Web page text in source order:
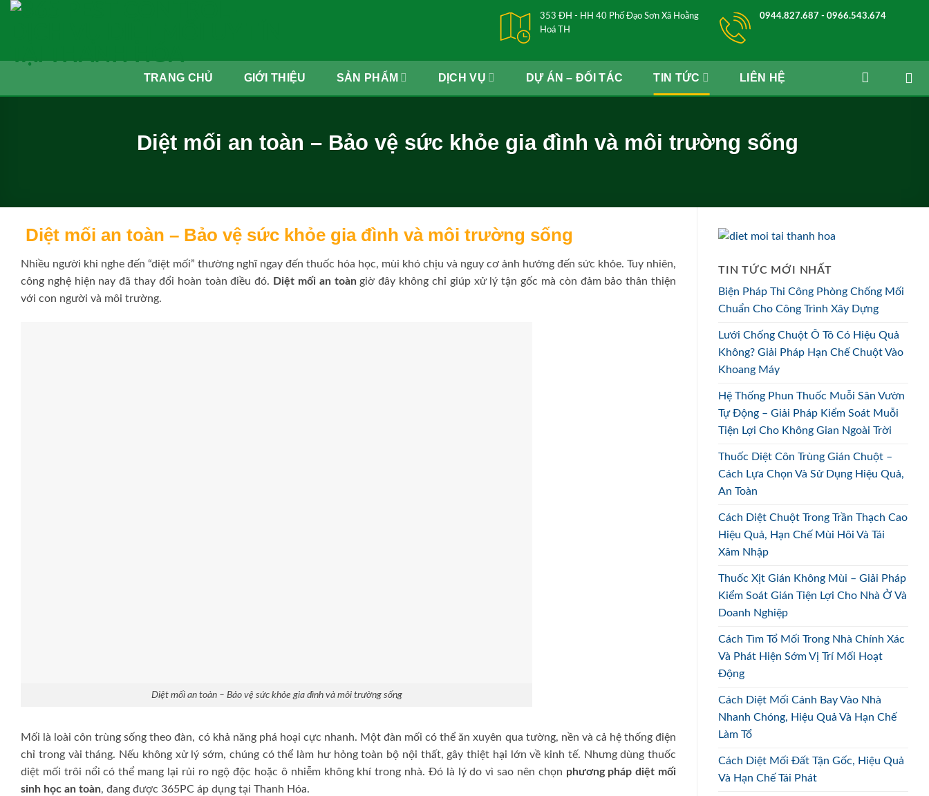
Skip
353 ĐH - HH 40 Phố Đạo Sơn Xã Hoằng
Hoá TH
0944.827.687 - 0966.543.674
TRANG CHỦ GIỚI THIỆU SẢN PHẨM DỊCH VỤ DỰ ÁN – ĐỐI TÁC TIN TỨC LIÊN HỆ
Diệt mối an toàn – Bảo vệ sức khỏe gia đình và môi trường sống
Diệt mối an toàn – Bảo vệ sức khỏe gia đình và môi trường sống
Nhiều người khi nghe đến “diệt mối” thường nghĩ ngay đến thuốc hóa học, mùi khó chịu và nguy cơ ảnh hưởng đến sức khỏe. Tuy nhiên,
công nghệ hiện nay đã thay đổi hoàn toàn điều đó. Diệt mối an toàngiờ đây không chỉ giúp xử lý tận gốc mà còn đảm bảo thân thiện
với con người và môi trường.
Diệt mối an toàn – Bảo vệ sức khỏe gia đình và môi trường sống
Mối là loài côn trùng sống theo đàn, có khả năng phá hoại cực nhanh. Một đàn mối có thể ăn xuyên qua tường, nền và cả hệ thống điện
chỉ trong vài tháng. Nếu không xử lý sớm, chúng có thể làm hư hỏng toàn bộ nội thất, gây thiệt hại lớn về kinh tế. Nhưng dùng thuốc
diệt mối trôi nổi có thể mang lại rủi ro ngộ độc hoặc ô nhiễm không khí trong nhà. Đó là lý do vì sao nên chọn phương pháp diệt mối
sinh học an toàn, đang được 365PC áp dụng tại Thanh Hóa.
TIN TỨC MỚI NHẤT
Biện Pháp Thi Công Phòng Chống Mối
Chuẩn Cho Công Trình Xây Dựng
Lưới Chống Chuột Ô Tô Có Hiệu Quả
Không? Giải Pháp Hạn Chế Chuột Vào
Khoang Máy
Hệ Thống Phun Thuốc Muỗi Sân Vườn
Tự Động – Giải Pháp Kiểm Soát Muỗi
Tiện Lợi Cho Không Gian Ngoài Trời
Thuốc Diệt Côn Trùng Gián Chuột –
Cách Lựa Chọn Và Sử Dụng Hiệu Quả,
An Toàn
Cách Diệt Chuột Trong Trần Thạch Cao
Hiệu Quả, Hạn Chế Mùi Hôi Và Tái
Xâm Nhập
Thuốc Xịt Gián Không Mùi – Giải Pháp
Kiểm Soát Gián Tiện Lợi Cho Nhà Ở Và
Doanh Nghiệp
Cách Tìm Tổ Mối Trong Nhà Chính Xác
Và Phát Hiện Sớm Vị Trí Mối Hoạt
Động
Cách Diệt Mối Cánh Bay Vào Nhà
Nhanh Chóng, Hiệu Quả Và Hạn Chế
Làm Tổ
Cách Diệt Mối Đất Tận Gốc, Hiệu Quả
Và Hạn Chế Tái Phát